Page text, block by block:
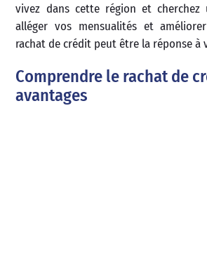
vivez dans cette région et
alléger vos mensualités et
rachat de crédit peut être la réponse à
Comprendre le rachat de
avantages